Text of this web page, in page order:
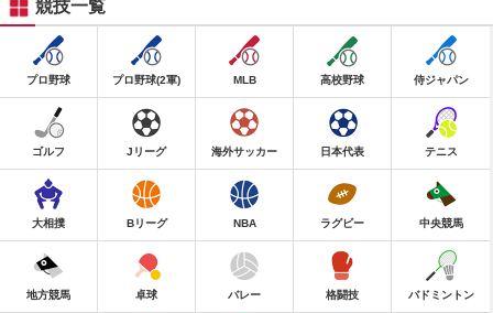
競技一覧
プロ野球 プロ野球(2軍) MLB 高校野球 侍ジャパン
ゴルフ Jリーグ 海外サッカー 日本代表 テニス
大相撲 Bリーグ NBA ラグビー 中央競馬
地方競馬 卓球 バレー 格闘技 バドミントン